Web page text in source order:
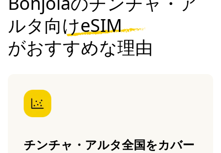
ルタ向けeSIM
がおすすめな理由
チンチャ・アルタ全国をカバー